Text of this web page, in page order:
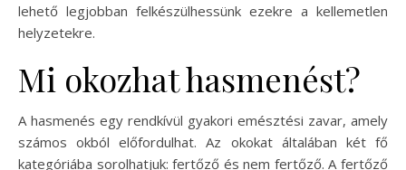
lehető legjobban felkészülhessünk ezekre a kellemetlen
helyzetekre.
Mi okozhat hasmenést?
A hasmenés egy rendkívül gyakori emésztési zavar, amely
számos okból előfordulhat. Az okokat általában két fő
kategóriába sorolhatjuk: fertőző és nem fertőző. A fertőző